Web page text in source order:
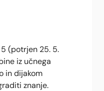
(potrjen 25. 5.
iz učnega
in dijakom
znanje.